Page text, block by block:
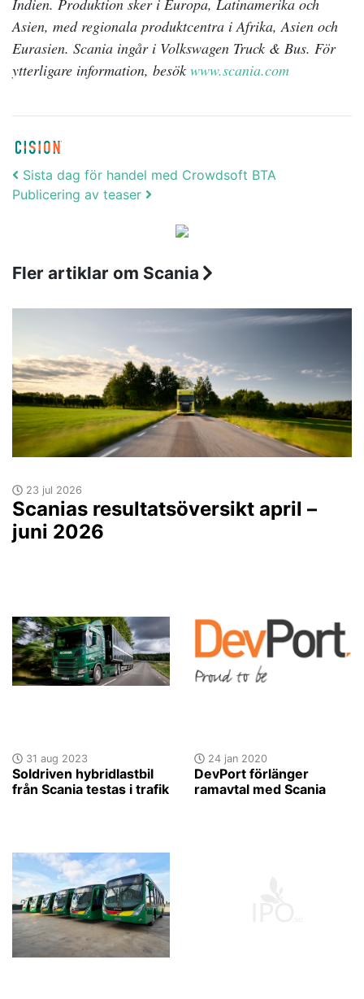
Indien. Produktion sker i Europa, Latinamerika och
Asien, med regionala produktcentra i Afrika, Asien och
Eurasien. Scania ingår i Volkswagen Truck & Bus. För
ytterligare information, besök www.scania.com
Post navigation
Sista dag för handel med Crowdsoft BTA
Publicering av teaser
Fler artiklar om Scania
23 jul 2026
Scanias resultatsöversikt april –
juni 2026
31 aug 2023
Soldriven hybridlastbil
från Scania testas i trafik
24 jan 2020
DevPort förlänger
ramavtal med Scania